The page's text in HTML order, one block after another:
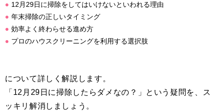
12月29日に掃除をしてはいけないといわれる理由
年末掃除の正しいタイミング
効率よく終わらせる進め方
プロのハウスクリーニングを利用する選択肢
について詳しく解説します。
「12月29日に掃除したらダメなの？」という疑問を、ス
ッキリ解消しましょう。